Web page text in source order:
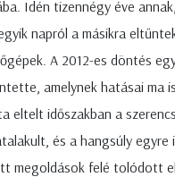
Idén tizennégy éve
napról a másikra
A 2012-es döntés
amelynek hatásai ma is
eltelt időszakban a
és a hangsúly egyre
megoldások felé tolódott